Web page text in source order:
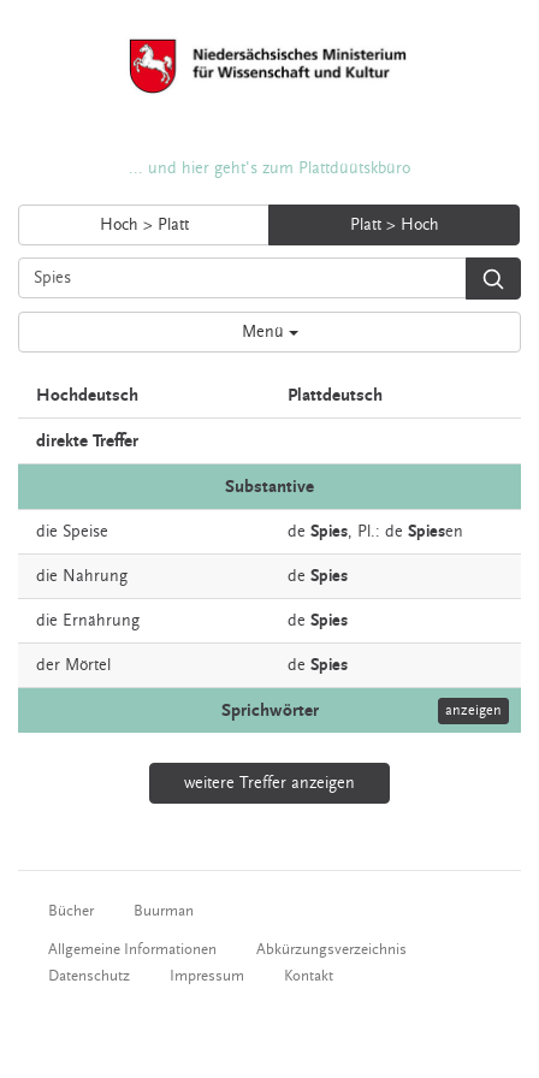
... und hier geht's zum Plattdüütskbüro
Hoch > Platt Platt > Hoch
Menü
Hochdeutsch Plattdeutsch
direkte Treffer
Substantive
die Speise de Spies, Pl.: de Spiesen
die Nahrung de Spies
die Ernährung de Spies
der Mörtel de Spies
Sprichwörter anzeigen
weitere Treffer anzeigen
Bücher Buurman
Allgemeine Informationen
Abkürzungsverzeichnis
Datenschutz
Impressum Kontakt